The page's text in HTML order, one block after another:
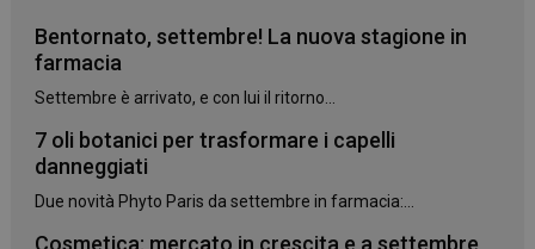
Bentornato, settembre! La nuova stagione in
farmacia
Settembre è arrivato, e con lui il ritorno...
7 oli botanici per trasformare i capelli
danneggiati
Due novità Phyto Paris da settembre in farmacia:...
Cosmetica: mercato in crescita e a settembre
_ga_YJ0035S3E9 .panoramacosmetico.it
1 anno 1